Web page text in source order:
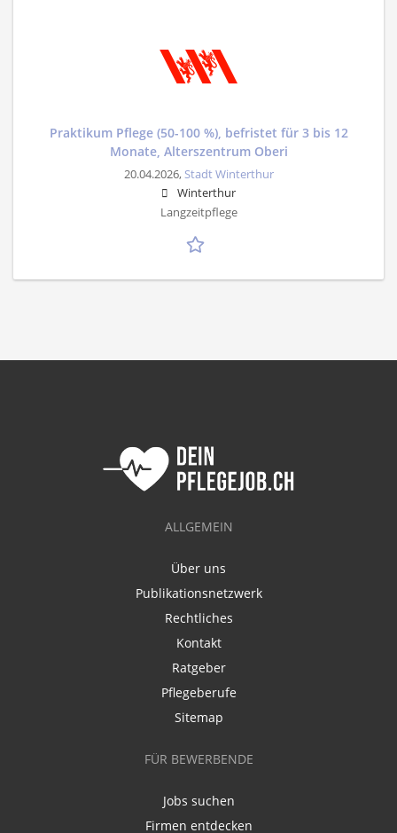
Praktikum Pflege (50-100 %), befristet für 3 bis 12
Monate, Alterszentrum Oberi
20.04.2026, Stadt Winterthur
Winterthur
Langzeitpflege
ALLGEMEIN
Über uns
Publikationsnetzwerk
Rechtliches
Kontakt
Ratgeber
Pflegeberufe
Sitemap
FÜR BEWERBENDE
Jobs suchen
Firmen entdecken